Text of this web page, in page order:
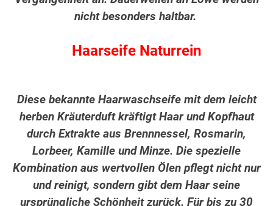
nicht besonders haltbar.
Haarseife Naturrein
Diese bekannte Haarwaschseife mit dem leicht
herben Kräuterduft kräftigt Haar und Kopfhaut
durch Extrakte aus Brennnessel, Rosmarin,
Lorbeer, Kamille und Minze. Die spezielle
Kombination aus wertvollen Ölen pflegt nicht nur
und reinigt, sondern gibt dem Haar seine
ursprüngliche Schönheit zurück. Für bis zu 30